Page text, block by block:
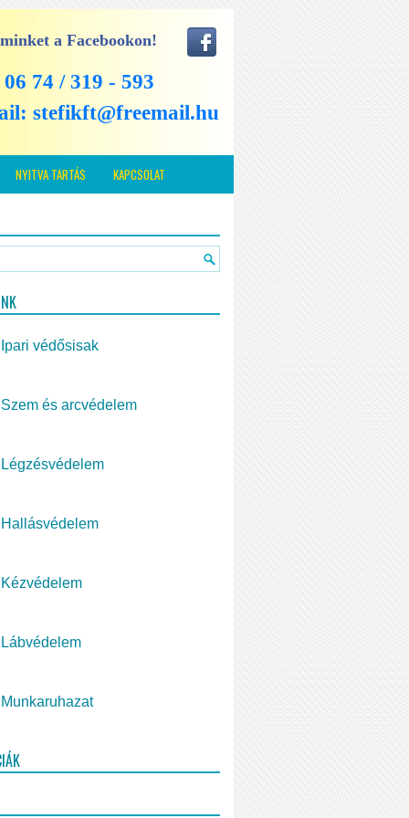
a Facebookon!
74 / 319 - 593
stefikft@freemail.hu
NYITVA TARTÁS KAPCSOLAT
Ipari védősisak
Szem és arcvédelem
Légzésvédelem
Hallásvédelem
Kézvédelem
Lábvédelem
Munkaruhazat